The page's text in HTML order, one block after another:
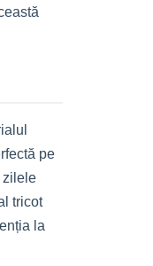
pe
zilele
tricot
la